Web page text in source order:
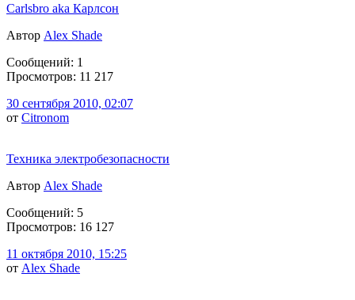
Carlsbro aka Карлсон
Автор Alex Shade
Сообщений: 1
Просмотров: 11 217
30 сентября 2010, 02:07
от Citronom
Техника электробезопасности
Автор Alex Shade
Сообщений: 5
Просмотров: 16 127
11 октября 2010, 15:25
от Alex Shade